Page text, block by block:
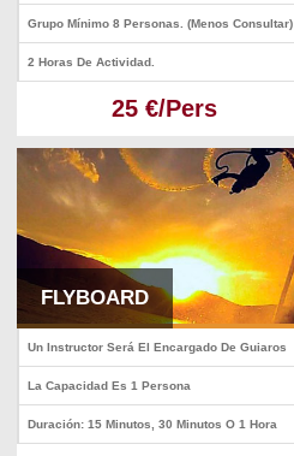
Grupo Mínimo 8 Personas. (Menos Consultar)
2 Horas De Actividad.
25 €/Pers
FLYBOARD
Un Instructor Será El Encargado De Guiaros
La Capacidad Es 1 Persona
Duración: 15 Minutos, 30 Minutos O 1 Hora